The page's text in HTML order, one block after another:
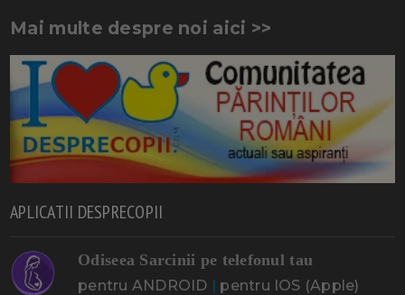
Mai multe despre noi aici >>
APLICATII DESPRECOPII
Odiseea Sarcinii pe telefonul tau
pentru ANDROID | pentru IOS (Apple)